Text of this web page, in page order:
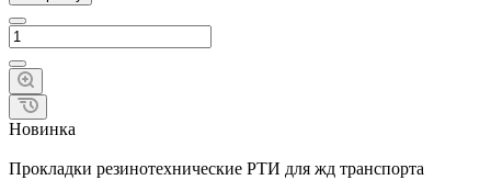
Новинка
Прокладки резинотехнические РТИ для жд транспорта